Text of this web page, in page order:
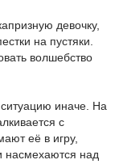
девочку,
на пустяки.
волшебство
ситуацию иначе. На
с
её в игру,
насмехаются над